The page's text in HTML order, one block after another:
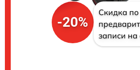
-20%
Скидка по
записи на